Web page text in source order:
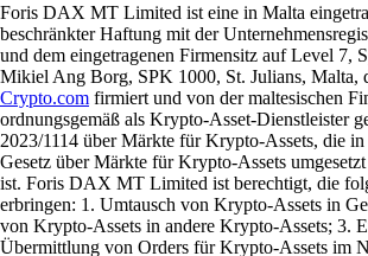
Foris DAX MT Limited ist eine in Malta
beschränkter Haftung mit der
und dem eingetragenen Firmensitz auf Level 7,
Mikiel Ang Borg, SPK 1000, St. Julians, Malta,
Crypto.com firmiert und von der maltesischen
ordnungsgemäß als Krypto-Asset-Dienstleister
2023/1114 über Märkte für Krypto-Assets, die
Gesetz über Märkte für Krypto-Assets
ist. Foris DAX MT Limited ist berechtigt, die
erbringen: 1. Umtausch von Krypto-Assets in
von Krypto-Assets in andere Krypto-Assets; 3.
Übermittlung von Orders für Krypto-Assets im